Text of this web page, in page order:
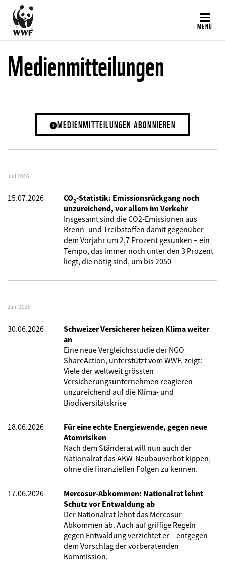
Direkt
zum
Inhalt
MENÜ
Medienmitteilungen
MEDIENMITTEILUNGEN ABONNIEREN
Juli 2026
15.07.2026
CO₂-Statistik: Emissionsrückgang noch
unzureichend, vor allem im Verkehr
Insgesamt sind die CO2-Emissionen aus
Brenn- und Treibstoffen damit gegenüber
dem Vorjahr um 2,7 Prozent gesunken – ein
Tempo, das immer noch unter den 3 Prozent
liegt, die nötig sind, um bis 2050
Juni 2026
30.06.2026
Schweizer Versicherer heizen Klima weiter
an
Eine neue Vergleichsstudie der NGO
ShareAction, unterstützt vom WWF, zeigt:
Viele der weltweit grössten
Versicherungsunternehmen reagieren
unzureichend auf die Klima- und
Biodiversitätskrise
18.06.2026
Für eine echte Energiewende, gegen neue
Atomrisiken
Nach dem Ständerat will nun auch der
Nationalrat das AKW-Neubauverbot kippen,
ohne die finanziellen Folgen zu kennen.
17.06.2026
Mercosur-Abkommen: Nationalrat lehnt
Schutz vor Entwaldung ab
Der Nationalrat lehnt das Mercosur-
Abkommen ab. Auch auf griffige Regeln
gegen Entwaldung verzichtet er – entgegen
dem Vorschlag der vorberatenden
Kommission.